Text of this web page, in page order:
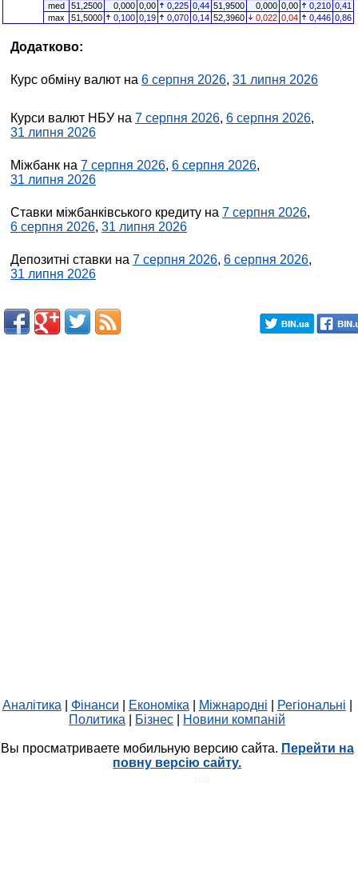
med
51,2500 0,000 0,00 0,225 0,44 51,9500 0,000 0,00 0,210 0,41
max
51,5000 0,100 0,19 0,070 0,14 52,3960 0,022 0,04 0,446 0,86
Додатково:
Курс обміну валют на 6 серпня 2026, 31 липня 2026
Курси валют НБУ на 7 серпня 2026, 6 серпня 2026,
31 липня 2026
Міжбанк на 7 серпня 2026, 6 серпня 2026,
31 липня 2026
Ставки міжбанківського кредиту на 7 серпня 2026,
6 серпня 2026, 31 липня 2026
Депозитні ставки на 7 серпня 2026, 6 серпня 2026,
31 липня 2026
Аналітика Фінанси Економіка Міжнародні Регіональні
Политика
Бізнес Новини компаній
Вы просматриваете мобильную версию сайта. Перейти на
повну версію сайту.